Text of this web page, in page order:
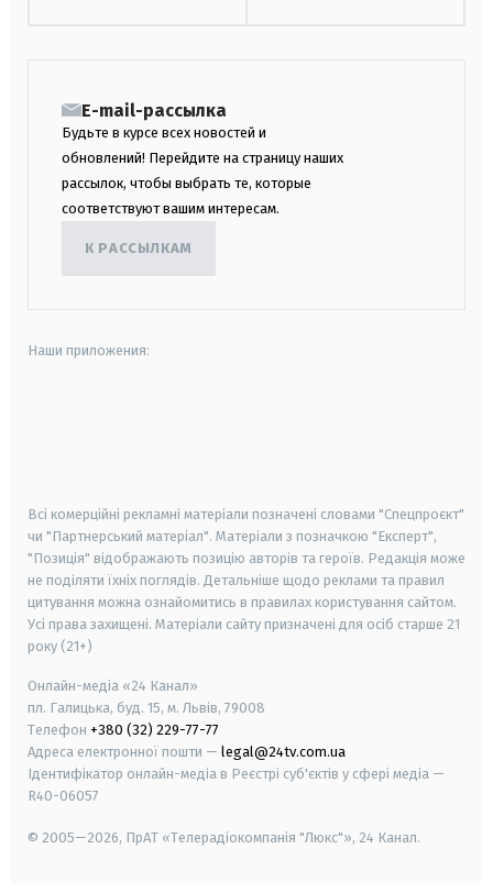
E-mail-рассылка
Будьте в курсе всех новостей и
обновлений! Перейдите на страницу наших
рассылок, чтобы выбрать те, которые
соответствуют вашим интересам.
К РАССЫЛКАМ
Наши приложения:
Всі комерційні рекламні матеріали позначені словами "Спецпроєкт"
чи "Партнерський матеріал". Матеріали з позначкою "Експерт",
"Позиція" відображають позицію авторів та героїв. Редакція може
не поділяти їхніх поглядів. Детальніше щодо реклами та правил
цитування можна ознайомитись в правилах користування сайтом.
Усі права захищені. Матеріали сайту призначені для осіб старше 21
року (21+)
Онлайн-медіа «24 Канал»
пл. Галицька, буд. 15, м. Львів, 79008
Телефон +380 (32) 229-77-77
Адреса електронної пошти — legal@24tv.com.ua
Ідентифікатор онлайн-медіа в Реєстрі суб'єктів у сфері медіа —
R40-06057
© 2005—2026, ПрАТ «Телерадіокомпанія "Люкс"», 24 Канал.